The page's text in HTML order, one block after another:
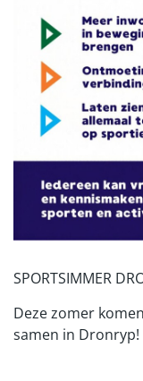
SPORTSIMMER
Deze zomer
samen in Dronryp!